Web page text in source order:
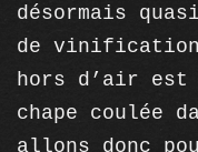
désormais
de
hors d’air est
chape coulée
allons donc